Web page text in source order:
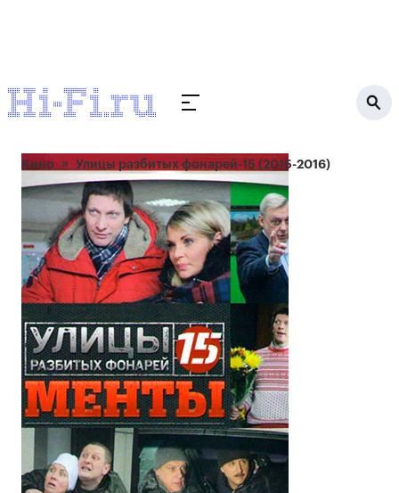
Кино Улицы разбитых фонарей-15 (2015-2016)